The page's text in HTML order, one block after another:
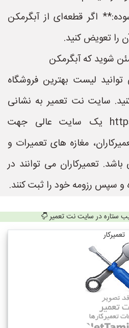
اگر قطعه‌ای از آبگرمکن
تعویض کنید.
که آبگرمکن
لیست بهترین فروشگاه
سایت نت تعمیر به نشانی
https://www.NetTamir.ir یک سایت عالی جهت
مغازه های تعمیرات و
تعمیرکاران می توانند در
سپس رزومه خود را ثبت کنند.
ستاره در سایت نت تعمیر
تعمیرکار